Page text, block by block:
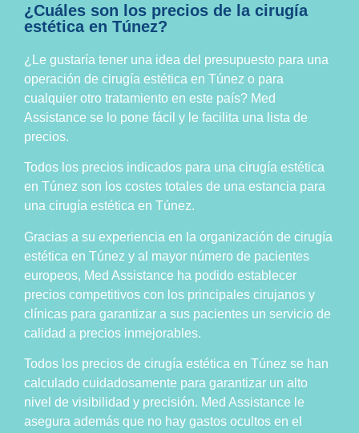
¿Cuáles son los precios de la cirugía
estética en Túnez?
¿Le gustaría tener una idea del presupuesto para una
operación de cirugía estética en Túnez o para
cualquier otro tratamiento en este país? Med
Assistance se lo pone fácil y le facilita una lista de
precios.
Todos los precios indicados para una cirugía estética
en Túnez son los costes totales de una estancia para
una cirugía estética en Túnez.
Gracias a su experiencia en la organización de cirugía
estética en Túnez y al mayor número de pacientes
europeos, Med Assistance ha podido establecer
precios competitivos con los principales cirujanos y
clínicas para garantizar a sus pacientes un servicio de
calidad a precios inmejorables.
Todos los precios de cirugía estética en Túnez se han
calculado cuidadosamente para garantizar un alto
nivel de visibilidad y precisión. Med Assistance le
asegura además que no hay gastos ocultos en el